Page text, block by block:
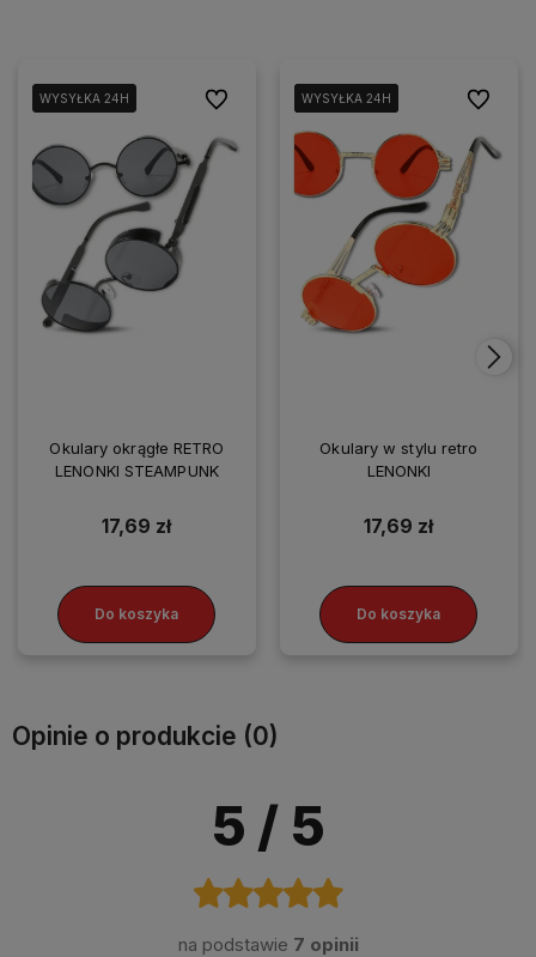
WYSYŁKA 24H
WYSYŁKA 24H
Okulary okrągłe RETRO
LENONKI STEAMPUNK
17,69 zł
Do koszyka
Do ulubionychWYSYŁKA 24H
WYSYŁKA 24H
WYSYŁKA 24H
WYSYŁKA 24H
Okulary w stylu retro
LENONKI
17,69 zł
Do koszyka
Do
Opinie o produkcie (0)
5 / 5
na podstawie 7 opinii